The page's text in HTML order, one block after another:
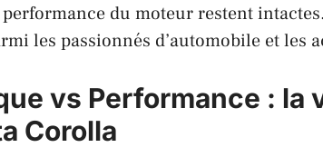
du moteur restent
les passionnés d’automobile et les
vs Performance : la
Corolla